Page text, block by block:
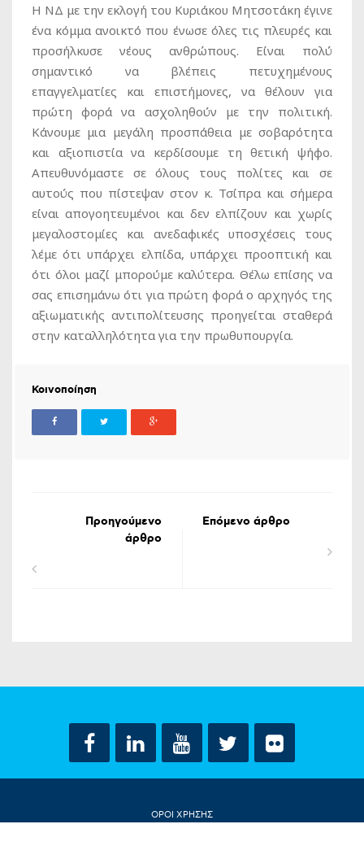
Η ΝΔ με την εκλογή του Κυριάκου Μητσοτάκη έγινε
ένα κόμμα ανοικτό που ένωσε όλες τις πλευρές και
προσήλκυσε νέους ανθρώπους. Είναι πολύ
σημαντικό να βλέπεις πετυχημένους
επαγγελματίες και επιστήμονες, να θέλουν για
πρώτη φορά να ασχοληθούν με την πολιτική.
Κάνουμε μια μεγάλη προσπάθεια με σοβαρότητα
και αξιοπιστία να κερδίσουμε τη θετική ψήφο.
Απευθυνόμαστε σε όλους τους πολίτες και σε
αυτούς που πίστεψαν στον κ. Τσίπρα και σήμερα
είναι απογοητευμένοι και δεν ελπίζουν και χωρίς
μεγαλοστομίες και ανεδαφικές υποσχέσεις τους
λέμε ότι υπάρχει ελπίδα, υπάρχει προοπτική και
ότι όλοι μαζί μπορούμε καλύτερα. Θέλω επίσης να
σας επισημάνω ότι για πρώτη φορά ο αρχηγός της
αξιωματικής αντιπολίτευσης προηγείται σταθερά
στην καταλληλότητα για την πρωθυπουργία.
Κοινοποίηση
Προηγούμενο
άρθρο
Επόμενο άρθρο
ΟΡΟΙ ΧΡΗΣΗΣ